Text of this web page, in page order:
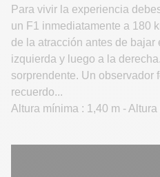
Para vivir la experiencia
un F1 inmediatamente a 180
de la atracción antes de bajar
izquierda y luego a la
sorprendente. Un observador
recuerdo...
Altura mínima : 1,40 m -